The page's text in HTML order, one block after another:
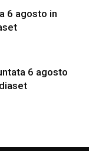
6 agosto in
6 agosto